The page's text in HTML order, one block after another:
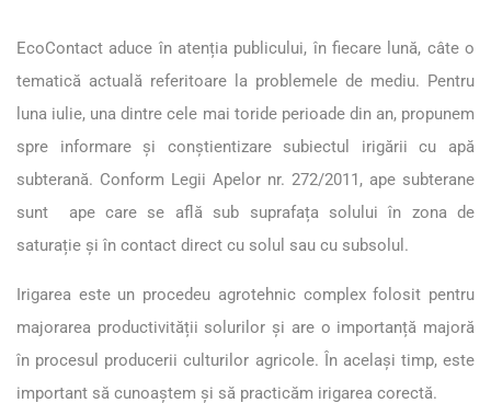
EcoContact aduce în atenția publicului, în fiecare lună, câte o
tematică actuală referitoare la problemele de mediu. Pentru
luna iulie, una dintre cele mai toride perioade din an, propunem
spre informare și conștientizare subiectul irigării cu apă
subterană. Conform Legii Apelor nr. 272/2011, ape subterane
sunt ape care se află sub suprafața solului în zona de
saturație şi în contact direct cu solul sau cu subsolul.
Irigarea este un procedeu agrotehnic complex folosit pentru
majorarea productivității solurilor și are o importanță majoră
în procesul producerii culturilor agricole. În același timp, este
important să cunoaștem și să practicăm irigarea corectă.